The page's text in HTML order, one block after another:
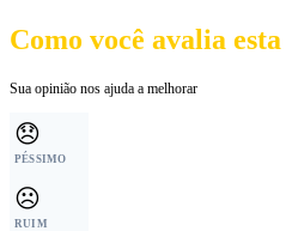
Como você avalia
Sua opinião nos ajuda a melhorar
😞
PÉSSIMO
☹️
RUIM